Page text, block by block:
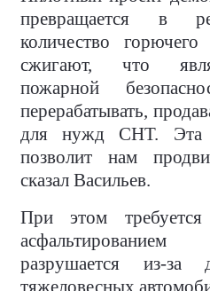
превращается в
количество
сжигают, что
пожарной
перерабатывать,
для нужд СНТ. Эта
позволит нам
сказал Васильев.
При этом
разрушается из-